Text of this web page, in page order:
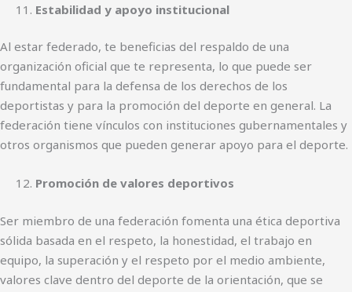
Estabilidad y apoyo institucional
Al estar federado, te beneficias del respaldo de una
organización oficial que te representa, lo que puede ser
fundamental para la defensa de los derechos de los
deportistas y para la promoción del deporte en general. La
federación tiene vínculos con instituciones gubernamentales y
otros organismos que pueden generar apoyo para el deporte.
Promoción de valores deportivos
Ser miembro de una federación fomenta una ética deportiva
sólida basada en el respeto, la honestidad, el trabajo en
equipo, la superación y el respeto por el medio ambiente,
valores clave dentro del deporte de la orientación, que se